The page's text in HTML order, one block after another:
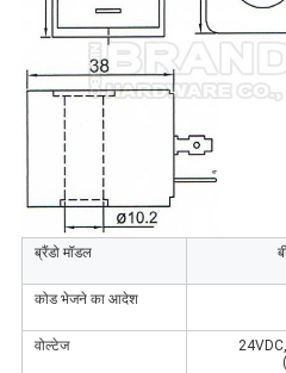
ब्रैंडो मॉडल
कोड भेजने का आदेश
वोल्टेज